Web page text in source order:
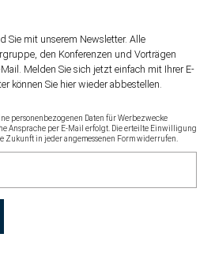
Sie mit unserem Newsletter. Alle
den Konferenzen und Vorträgen
Melden Sie sich jetzt einfach mit Ihrer E-
können Sie hier wieder abbestellen.
personenbezogenen Daten für Werbezwecke
Ansprache per E-Mail erfolgt. Die erteilte Einwilligung
in jeder angemessenen Form widerrufen.